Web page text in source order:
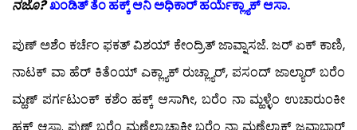
ನಜೊ?ಖಂಡಿತ್ ತೆಂ ಹಕ್ಕ್ ಆನಿ ಅಧಿಕಾರ್ ಹರ್ಯೆಕ್ಲ್ಯಾಕ್ ಆಸಾ.
ಪುಣ್ ಅಶೆಂ ಕರ್ಚೆಂ ಫಕತ್ ವಿಶಯ್ ಕೇಂದ್ರಿತ್ ಜಾವ್ನಾಸಜೆ. ಜರ್ ಏಕ್ ಕಾಣಿ,
ನಾಟಕ್ ವಾ ಹೆರ್ ಕಿತೆಂಯ್ ಎಕ್ಲ್ಯಾಕ್ ರುಚ್ಲ್ಯಾರ್, ಪಸಂದ್ ಜಾಲ್ಯಾರ್ ಬರೆಂ
ಮ್ಹಣ್ ಪರ್ಗಟುಂಕ್ ಕಶೆಂ ಹಕ್ಕ್ ಆಸಾಗೀ, ಬರೆಂ ನಾ ಮ್ಹಳ್ಳೆಂ ಉಚಾರುಂಕೀ